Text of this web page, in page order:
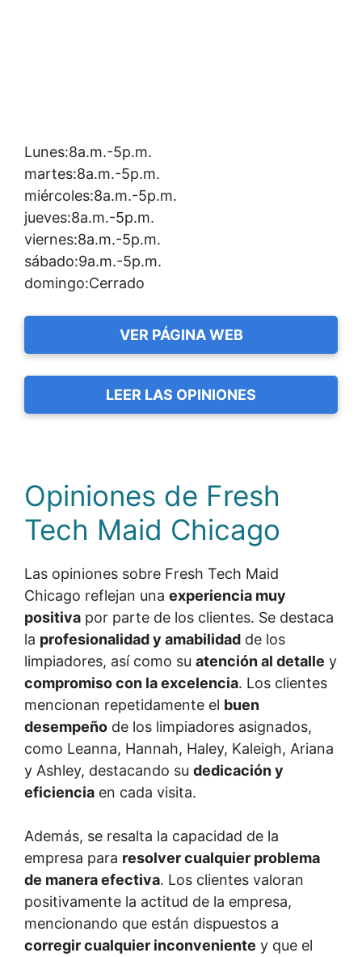
Lunes:8a.m.-5p.m.
martes:8a.m.-5p.m.
miércoles:8a.m.-5p.m.
jueves:8a.m.-5p.m.
viernes:8a.m.-5p.m.
sábado:9a.m.-5p.m.
domingo:Cerrado
VER PÁGINA WEB
LEER LAS OPINIONES
Opiniones de Fresh
Tech Maid Chicago
Las opiniones sobre Fresh Tech Maid
Chicago reflejan una experiencia muy
positiva por parte de los clientes. Se destaca
la profesionalidad y amabilidad de los
limpiadores, así como su atención al detalle y
compromiso con la excelencia. Los clientes
mencionan repetidamente el buen
desempeño de los limpiadores asignados,
como Leanna, Hannah, Haley, Kaleigh, Ariana
y Ashley, destacando su dedicación y
eficiencia en cada visita.
Además, se resalta la capacidad de la
empresa para resolver cualquier problema
de manera efectiva. Los clientes valoran
positivamente la actitud de la empresa,
mencionando que están dispuestos a
corregir cualquier inconveniente y que el